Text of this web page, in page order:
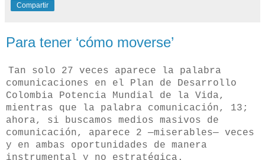
Compartir
Para tener ‘cómo moverse’
Tan solo 27 veces aparece la palabra
comunicaciones en el Plan de Desarrollo
Colombia Potencia Mundial de la Vida,
mientras que la palabra comunicación, 13;
ahora, si buscamos medios masivos de
comunicación, aparece 2 —miserables— veces
y en ambas oportunidades de manera